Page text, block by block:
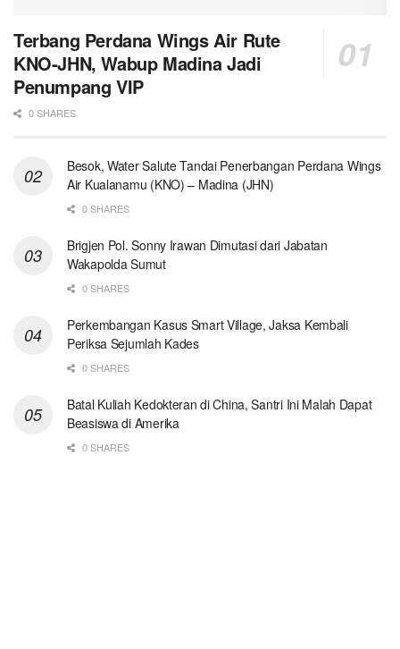
Terbang Perdana Wings Air Rute
KNO-JHN, Wabup Madina Jadi
Penumpang VIP
0 SHARES
Besok, Water Salute Tandai Penerbangan Perdana Wings
Air Kualanamu (KNO) – Madina (JHN)
0 SHARES
Brigjen Pol. Sonny Irawan Dimutasi dari Jabatan
Wakapolda Sumut
0 SHARES
Perkembangan Kasus Smart Village, Jaksa Kembali
Periksa Sejumlah Kades
0 SHARES
Batal Kuliah Kedokteran di China, Santri Ini Malah Dapat
Beasiswa di Amerika
0 SHARES